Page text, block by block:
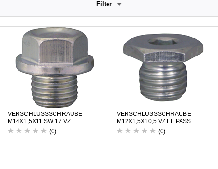
Filter
VERSCHLUSSSCHRAUBE
M14X1,5X11 SW 17 VZ
(0)
VERSCHLUSSSCHRAUBE
M12X1,5X10,5 VZ FL PASS
(0)